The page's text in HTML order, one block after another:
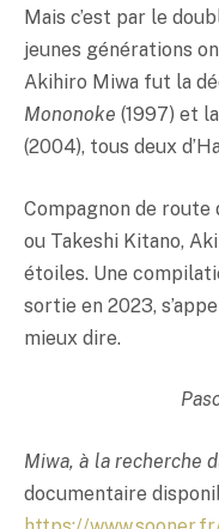
Mais c’est par le
jeunes générations
Akihiro Miwa fut la
Mononoke (1997) et
(2004), tous deux
Compagnon de route
ou Takeshi Kitano,
étoiles. Une
sortie en 2023,
mieux dire.
Miwa, à la recherche
documentaire